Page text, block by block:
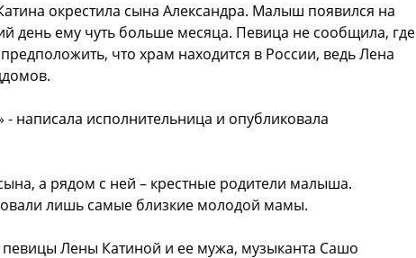
окрестила сына Александра. Малыш появился на
день ему чуть больше месяца. Певица не сообщила, где
что храм находится в России, ведь Лена
написала исполнительница и опубликовала
а рядом с ней – крестные родители малыша.
лишь самые близкие молодой мамы.
Лены Катиной и ее мужа, музыканта Сашо